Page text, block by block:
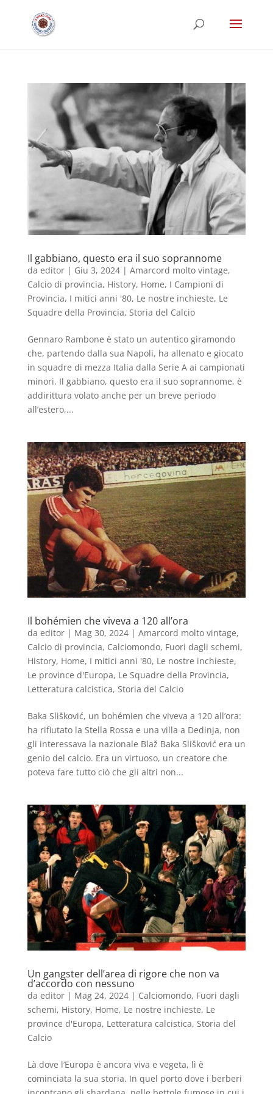
Il gabbiano, questo era il suo soprannome
da editor| Giu 3, 2024| Amarcord molto vintage,
Calcio di provincia, History, Home, I Campioni di
Provincia, I mitici anni '80, Le nostre inchieste, Le
Squadre della Provincia, Storia del Calcio
Gennaro Rambone è stato un autentico giramondo
che, partendo dalla sua Napoli, ha allenato e giocato
in squadre di mezza Italia dalla Serie A ai campionati
minori. Il gabbiano, questo era il suo soprannome, è
addirittura volato anche per un breve periodo
all’estero,...
Il bohémien che viveva a 120 all’ora
da editor| Mag 30, 2024| Amarcord molto vintage,
Calcio di provincia, Calciomondo, Fuori dagli schemi,
History, Home, I mitici anni '80, Le nostre inchieste,
Le province d'Europa, Le Squadre della Provincia,
Letteratura calcistica, Storia del Calcio
Baka Slišković, un bohémien che viveva a 120 all’ora:
ha rifiutato la Stella Rossa e una villa a Dedinja, non
gli interessava la nazionale Blaž Baka Slišković era un
genio del calcio. Era un virtuoso, un creatore che
poteva fare tutto ciò che gli altri non...
Un gangster dell’area di rigore che non va
d’accordo con nessuno
da editor| Mag 24, 2024| Calciomondo, Fuori dagli
schemi, History, Home, Le nostre inchieste, Le
province d'Europa, Letteratura calcistica, Storia del
Calcio
Là dove l’Europa è ancora viva e vegeta, lì è
cominciata la sua storia. In quel porto dove i berberi